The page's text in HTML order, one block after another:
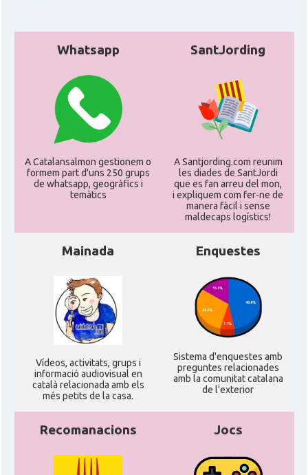
Whatsapp
A Catalansalmon gestionem o
formem part d'uns 250 grups
de whatsapp, geogràfics i
temàtics
SantJording
A Santjording.com reunim
les diades de SantJordi
que es fan arreu del mon,
i expliquem com fer-ne de
manera fàcil i sense
maldecaps logí­stics!
Mainada
Ví­deos, activitats, grups i
informació audiovisual en
català relacionada amb els
més petits de la casa.
Enquestes
Sistema d'enquestes amb
preguntes relacionades
amb la comunitat catalana
de l'exterior
Recomanacions Jocs